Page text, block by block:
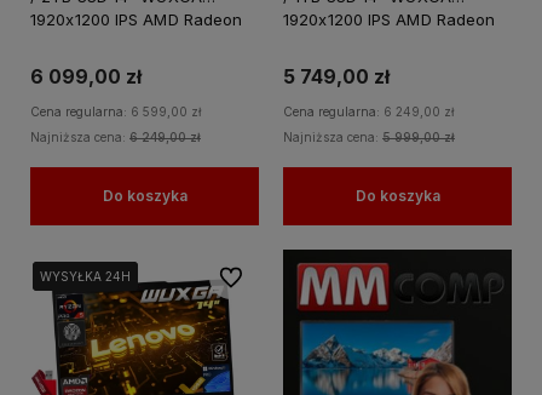
1920x1200 IPS AMD Radeon
6 099,00 zł
Cena regularna: 6 599,00 zł
Najniższa cena: 6 249,00 zł
Do koszyka
1920x1200 IPS AMD Radeon
5 749,00 zł
Cena regularna: 6 249,00 zł
Najniższa cena: 5 999,00 zł
Do koszyka
WYSYŁKA 24H
WYSYŁKA 24H
WYSYŁKA 24H Do ulubionych